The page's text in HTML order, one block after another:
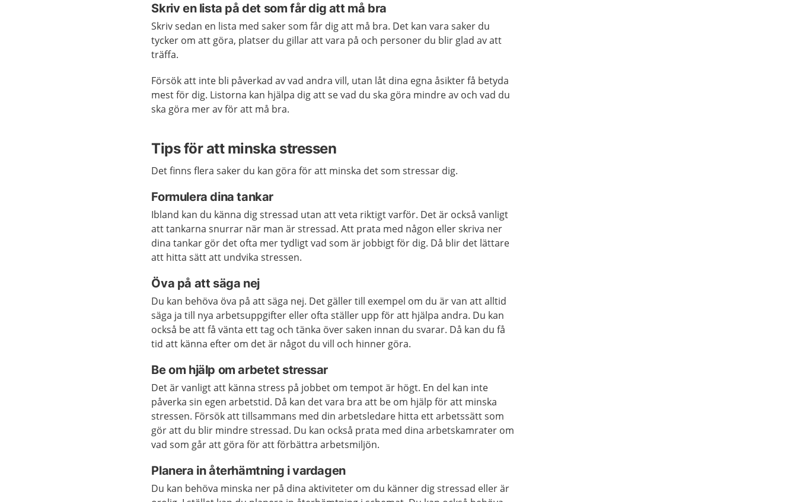
Skriv en lista på det som får dig att må bra
Skriv sedan en lista med saker som får dig att må bra. Det kan vara saker du
tycker om att göra, platser du gillar att vara på och personer du blir glad av att
träffa.
Försök att inte bli påverkad av vad andra vill, utan låt dina egna åsikter få betyda
mest för dig. Listorna kan hjälpa dig att se vad du ska göra mindre av och vad du
ska göra mer av för att må bra.
Tips för att minska stressen
Det finns flera saker du kan göra för att minska det som stressar dig.
Formulera dina tankar
Ibland kan du känna dig stressad utan att veta riktigt varför. Det är också vanligt
att tankarna snurrar när man är stressad. Att prata med någon eller skriva ner
dina tankar gör det ofta mer tydligt vad som är jobbigt för dig. Då blir det lättare
att hitta sätt att undvika stressen.
Öva på att säga nej
Du kan behöva öva på att säga nej. Det gäller till exempel om du är van att alltid
säga ja till nya arbetsuppgifter eller ofta ställer upp för att hjälpa andra. Du kan
också be att få vänta ett tag och tänka över saken innan du svarar. Då kan du få
tid att känna efter om det är något du vill och hinner göra.
Be om hjälp om arbetet stressar
Det är vanligt att känna stress på jobbet om tempot är högt. En del kan inte
påverka sin egen arbetstid. Då kan det vara bra att be om hjälp för att minska
stressen. Försök att tillsammans med din arbetsledare hitta ett arbetssätt som
gör att du blir mindre stressad. Du kan också prata med dina arbetskamrater om
vad som går att göra för att förbättra arbetsmiljön.
Planera in återhämtning i vardagen
Du kan behöva minska ner på dina aktiviteter om du känner dig stressad eller är